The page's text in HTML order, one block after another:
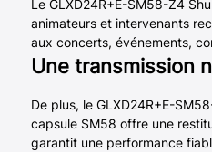
Le GLXD24R+E-SM58-Z4
animateurs et intervenants
aux concerts, événements,
Une transmission
De plus, le GLXD24R+E-
capsule SM58 offre une
garantit une performance